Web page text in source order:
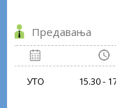
Предавања
УТО 15.30 -